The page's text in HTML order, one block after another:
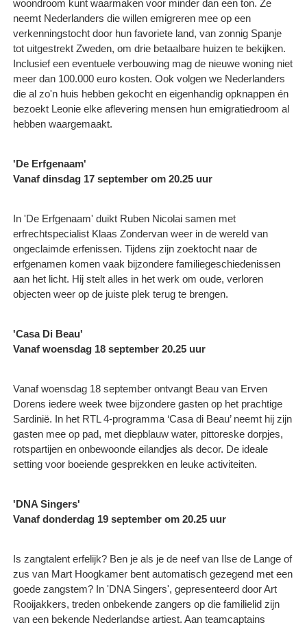
woondroom kunt waarmaken voor minder dan een ton. Ze
neemt Nederlanders die willen emigreren mee op een
verkenningstocht door hun favoriete land, van zonnig Spanje
tot uitgestrekt Zweden, om drie betaalbare huizen te bekijken.
Inclusief een eventuele verbouwing mag de nieuwe woning niet
meer dan 100.000 euro kosten. Ook volgen we Nederlanders
die al zo'n huis hebben gekocht en eigenhandig opknappen én
bezoekt Leonie elke aflevering mensen hun emigratiedroom al
hebben waargemaakt.
'De Erfgenaam'
Vanaf dinsdag 17 september om 20.25 uur
In 'De Erfgenaam' duikt Ruben Nicolai samen met
erfrechtspecialist Klaas Zondervan weer in de wereld van
ongeclaimde erfenissen. Tijdens zijn zoektocht naar de
erfgenamen komen vaak bijzondere familiegeschiedenissen
aan het licht. Hij stelt alles in het werk om oude, verloren
objecten weer op de juiste plek terug te brengen.
'Casa Di Beau'
Vanaf woensdag 18 september 20.25 uur
Vanaf woensdag 18 september ontvangt Beau van Erven
Dorens iedere week twee bijzondere gasten op het prachtige
Sardinië. In het RTL 4-programma ‘Casa di Beau’ neemt hij zijn
gasten mee op pad, met diepblauw water, pittoreske dorpjes,
rotspartijen en onbewoonde eilandjes als decor. De ideale
setting voor boeiende gesprekken en leuke activiteiten.
'DNA Singers'
Vanaf donderdag 19 september om 20.25 uur
Is zangtalent erfelijk? Ben je als je de neef van Ilse de Lange of
zus van Mart Hoogkamer bent automatisch gezegend met een
goede zangstem? In 'DNA Singers', gepresenteerd door Art
Rooijakkers, treden onbekende zangers op die familielid zijn
van een bekende Nederlandse artiest. Aan teamcaptains